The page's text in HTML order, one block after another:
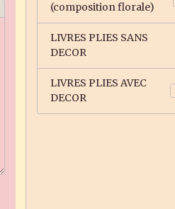
(composition florale)
LIVRES PLIES SANS
DECOR
LIVRES PLIES AVEC
DECOR